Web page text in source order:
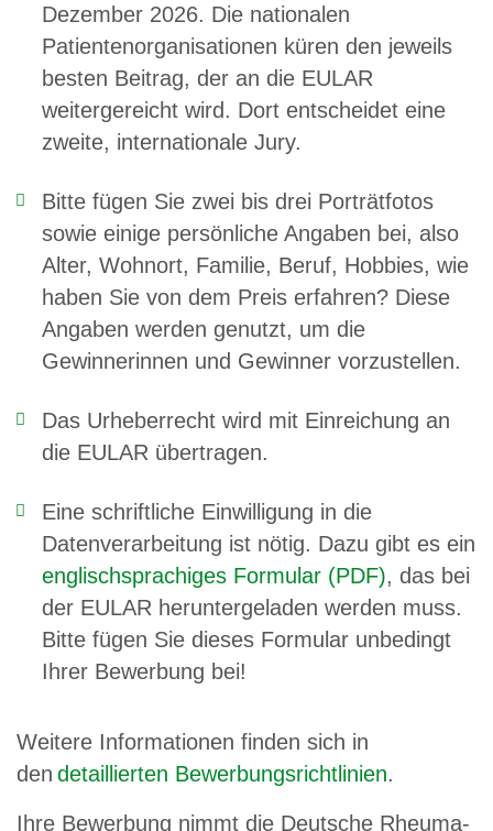
Dezember 2026. Die nationalen
Patientenorganisationen küren den jeweils
besten Beitrag, der an die EULAR
weitergereicht wird. Dort entscheidet eine
zweite, internationale Jury.
Bitte fügen Sie zwei bis drei Porträtfotos
sowie einige persönliche Angaben bei, also
Alter, Wohnort, Familie, Beruf, Hobbies, wie
haben Sie von dem Preis erfahren? Diese
Angaben werden genutzt, um die
Gewinnerinnen und Gewinner vorzustellen.
Das Urheberrecht wird mit Einreichung an
die EULAR übertragen.
Eine schriftliche Einwilligung in die
Datenverarbeitung ist nötig. Dazu gibt es ein
englischsprachiges Formular (PDF), das bei
der EULAR heruntergeladen werden muss.
Bitte fügen Sie dieses Formular unbedingt
Ihrer Bewerbung bei!
Weitere Informationen finden sich in
den detaillierten Bewerbungsrichtlinien.
Ihre Bewerbung nimmt die Deutsche Rheuma-